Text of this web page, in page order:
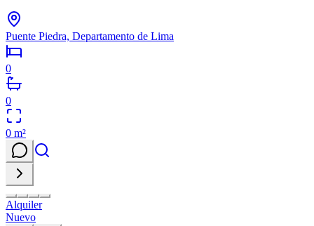
Puente Piedra, Departamento de Lima
0
0
0 m²
Alquiler
Nuevo